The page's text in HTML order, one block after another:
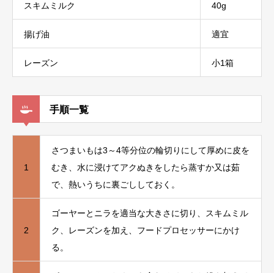
スキムミルク 40g
揚げ油 適宜
レーズン 小1箱
手順一覧
1
さつまいもは3～4等分位の輪切りにして厚めに皮を
むき、水に浸けてアクぬきをしたら蒸すか又は茹
で、熱いうちに裏ごししておく。
2
ゴーヤーとニラを適当な大きさに切り、スキムミル
ク、レーズンを加え、フードプロセッサーにかけ
る。